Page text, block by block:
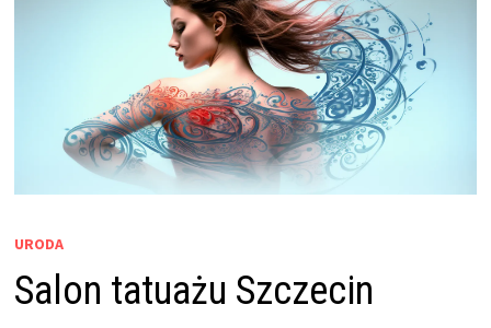
URODA
Salon tatuażu Szczecin